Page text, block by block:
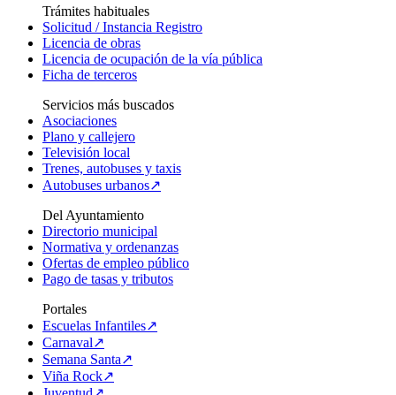
Trámites habituales
Solicitud / Instancia Registro
Licencia de obras
Licencia de ocupación de la vía pública
Ficha de terceros
Servicios más buscados
Asociaciones
Plano y callejero
Televisión local
Trenes, autobuses y taxis
Autobuses urbanos↗
Del Ayuntamiento
Directorio municipal
Normativa y ordenanzas
Ofertas de empleo público
Pago de tasas y tributos
Portales
Escuelas Infantiles↗
Carnaval↗
Semana Santa↗
Viña Rock↗